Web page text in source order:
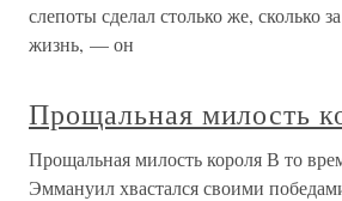
слепоты сделал столько же, сколько
жизнь, — он
Прощальная милость
Прощальная милость короля В то
Эммануил хвастался своими